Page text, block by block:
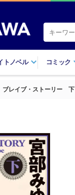
トノベル コミック
ブレイブ・ストーリー 下